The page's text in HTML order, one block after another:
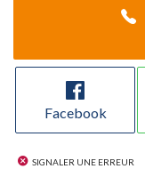
Facebook
Signaler une erreur